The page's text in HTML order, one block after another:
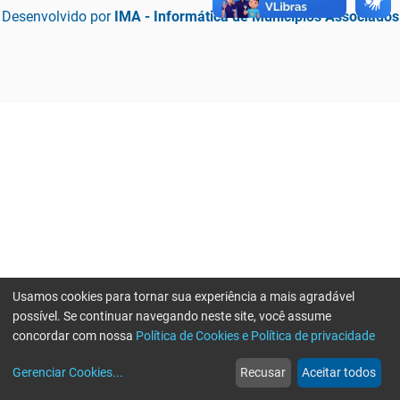
Desenvolvido por IMA - Informática de Municípios Associados
web
Notícias
more_horiz
Mais
Usamos cookies para tornar sua experiência a mais agradável
possível. Se continuar navegando neste site, você assume
concordar com nossa Política de Cookies e Política de privacidade
Gerenciar Cookies... Recusar Aceitar todos
Erro ao enviar informações, por favor tente novamente